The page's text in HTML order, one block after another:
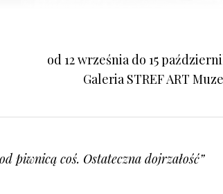
od 12 września do 15
Galeria STREF ART
piwnicą coś. Ostateczna dojrzałość”